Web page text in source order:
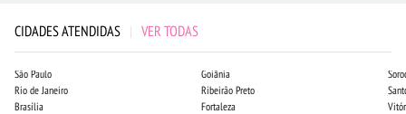
CIDADES ATENDIDAS | VER TODAS
São Paulo
Rio de Janeiro
Brasília
Goiânia
Ribeirão Preto
Fortaleza